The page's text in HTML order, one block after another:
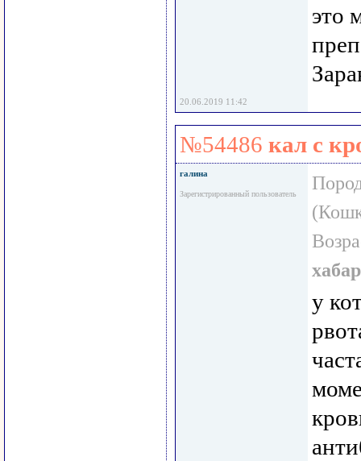
это
20.06.2019 11:42
№54486 кал с
галина
Зарегистрированный пользователь
у